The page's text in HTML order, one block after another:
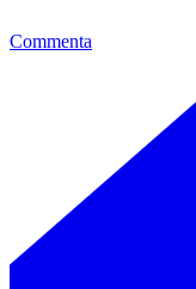
Commenta